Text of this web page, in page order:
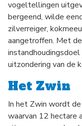
vogeltellingen
bergeend, wilde
zilverreiger,
aangetroffen. Met
uitzondering van de
Het Zwin
In het Zwin wordt
waarvan 12 hectare